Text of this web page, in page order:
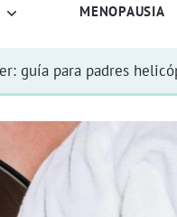
MENOPAUSIA
guía para padres